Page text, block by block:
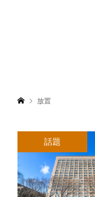
放置
話題